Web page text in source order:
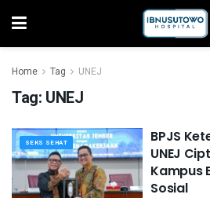
Home Tag UNEJ
Tag: UNEJ
SEKS SEHAT
BPJS
UNEJ
Kampus
Sosial